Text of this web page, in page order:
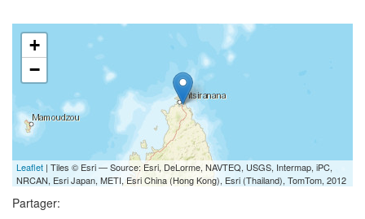
+
−
Leaflet | Tiles © Esri — Source: Esri, DeLorme, NAVTEQ, USGS, Intermap, iPC,
NRCAN, Esri Japan, METI, Esri China (Hong Kong), Esri (Thailand), TomTom, 2012
Partager: